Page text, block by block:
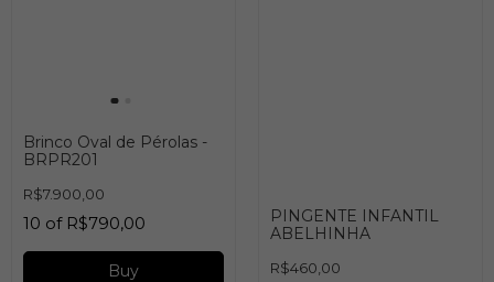
Brinco Oval de Pérolas -
BRPR201
R$7.900,00
10 of R$790,00
Buy
PINGENTE INFANTIL
ABELHINHA
R$460,00